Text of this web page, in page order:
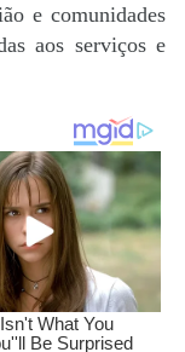
e comunidades
aos serviços e